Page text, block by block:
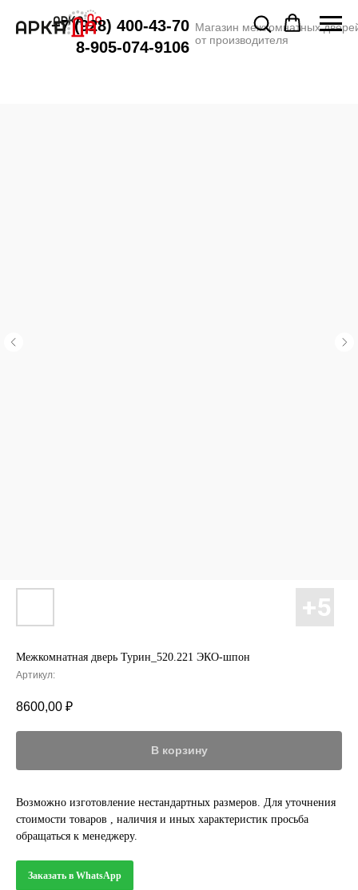
Магазин межкомнатных
от производителя
+7 (928) 400-43-70
8-905-074-9106
Межкомнатная дверь Турин_520.221 ЭКО-шпон
Артикул:
8600,00 ₽
В корзину
Возможно изготовление нестандартных размеров. Для уточнения
стоимости товаров , наличия и иных характеристик просьба
обращаться к менеджеру.
Заказать в WhatsApp